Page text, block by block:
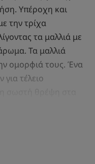
Υπέροχη και
την τρίχα
τα μαλλιά με
Τα μαλλιά
ομορφιά τους. Ένα
τέλειο
απαλά,
μαλλιών.